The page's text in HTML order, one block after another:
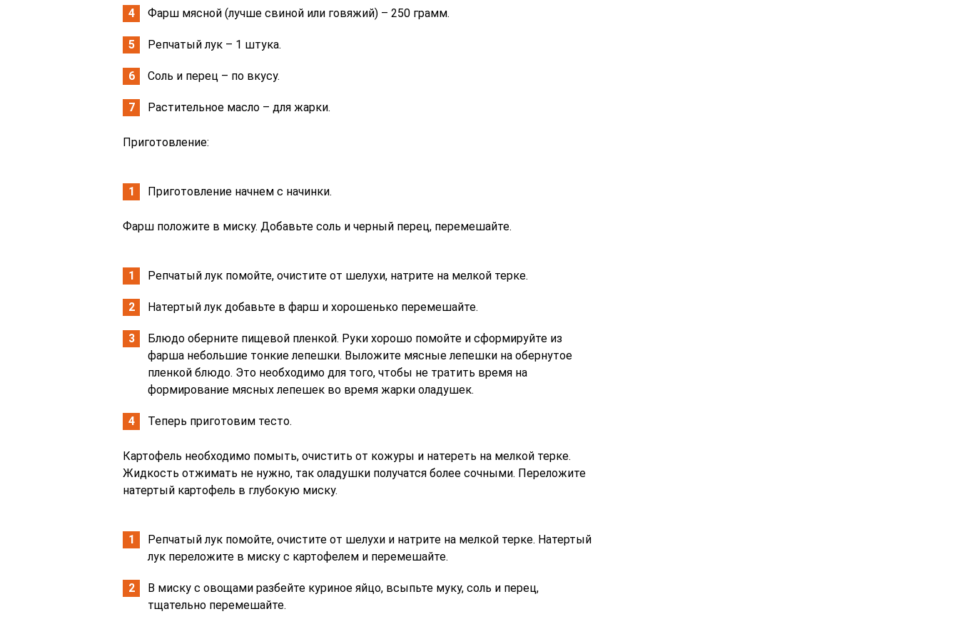
Фарш мясной (лучше свиной или говяжий) – 250 грамм.
Репчатый лук – 1 штука.
Соль и перец – по вкусу.
Растительное масло – для жарки.
Приготовление:
Приготовление начнем с начинки.
Фарш положите в миску. Добавьте соль и черный перец, перемешайте.
Репчатый лук помойте, очистите от шелухи, натрите на мелкой терке.
Натертый лук добавьте в фарш и хорошенько перемешайте.
Блюдо оберните пищевой пленкой. Руки хорошо помойте и сформируйте из
фарша небольшие тонкие лепешки. Выложите мясные лепешки на обернутое
пленкой блюдо. Это необходимо для того, чтобы не тратить время на
формирование мясных лепешек во время жарки оладушек.
Теперь приготовим тесто.
Картофель необходимо помыть, очистить от кожуры и натереть на мелкой терке.
Жидкость отжимать не нужно, так оладушки получатся более сочными. Переложите
натертый картофель в глубокую миску.
Репчатый лук помойте, очистите от шелухи и натрите на мелкой терке. Натертый
лук переложите в миску с картофелем и перемешайте.
В миску с овощами разбейте куриное яйцо, всыпьте муку, соль и перец,
тщательно перемешайте.